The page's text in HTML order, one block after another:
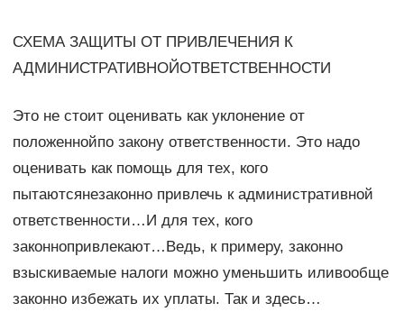
СХЕМА ЗАЩИТЫ ОТ ПРИВЛЕЧЕНИЯ К
АДМИНИСТРАТИВНОЙОТВЕТСТВЕННОСТИ
Это не стоит оценивать как уклонение от
положеннойпо закону ответственности. Это надо
оценивать как помощь для тех, кого
пытаютсянезаконно привлечь к административной
ответственности…И для тех, кого
законнопривлекают…Ведь, к примеру, законно
взыскиваемые налоги можно уменьшить иливообще
законно избежать их уплаты. Так и здесь…